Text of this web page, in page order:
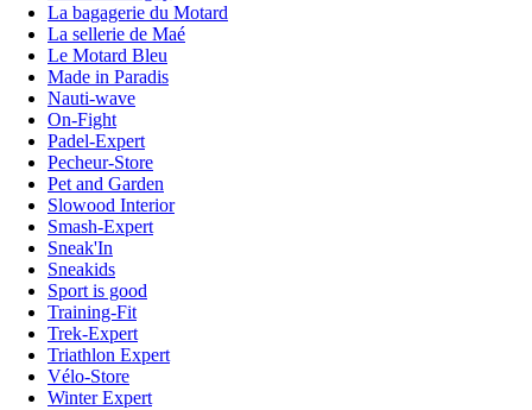
La bagagerie du Motard
La sellerie de Maé
Le Motard Bleu
Made in Paradis
Nauti-wave
On-Fight
Padel-Expert
Pecheur-Store
Pet and Garden
Slowood Interior
Smash-Expert
Sneak'In
Sneakids
Sport is good
Training-Fit
Trek-Expert
Triathlon Expert
Vélo-Store
Winter Expert